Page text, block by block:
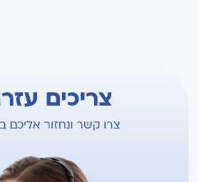
צריכים
צרו קשר ונחזור אליכם